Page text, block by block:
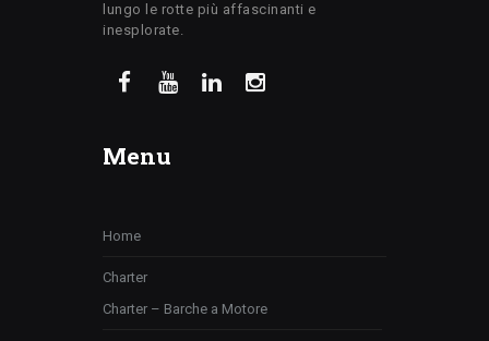
lungo le rotte più affascinanti e
inesplorate.
Menu
Home
Charter
Charter – Barche a Motore